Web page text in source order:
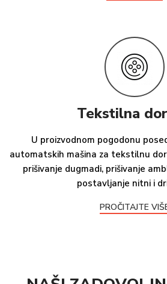
Tekstilna
U proizvodnom pogodonu
automatskih mašina za tekstilnu
prišivanje dugmadi, prišivanje
postavljanje nitni i
PROČITAJTE